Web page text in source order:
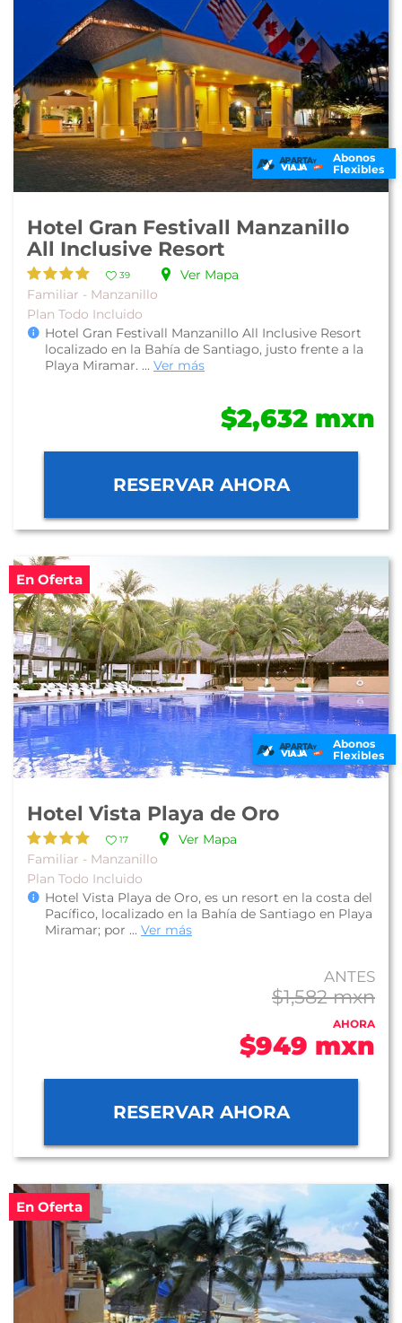
Abonos
Flexibles
Hotel Gran Festivall Manzanillo
All Inclusive Resort
39
Ver Mapa
Familiar - Manzanillo
Plan Todo Incluido
Hotel Gran Festivall Manzanillo All Inclusive Resort
localizado en la Bahía de Santiago, justo frente a la
Playa Miramar. ... Ver más
$2,632 mxn
RESERVAR AHORA
En Oferta
Abonos
Flexibles
Hotel Vista Playa de Oro
17
Ver Mapa
Familiar - Manzanillo
Plan Todo Incluido
Hotel Vista Playa de Oro, es un resort en la costa del
Pacífico, localizado en la Bahía de Santiago en Playa
Miramar; por ... Ver más
ANTES
$1,582 mxn
AHORA
$949 mxn
RESERVAR AHORA
En Oferta